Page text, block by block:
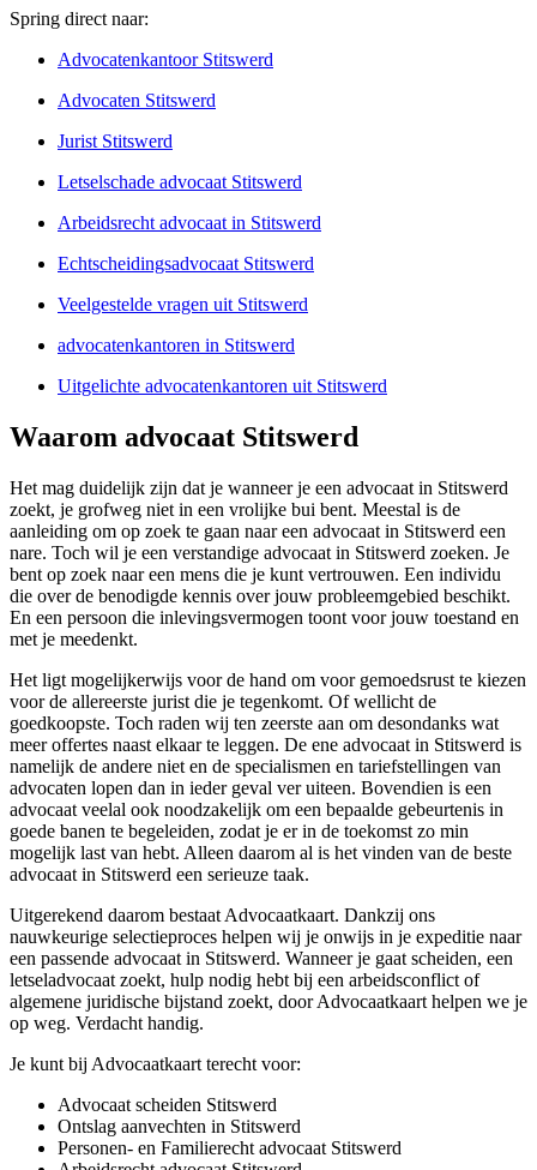
Spring direct naar:
Advocatenkantoor Stitswerd
Advocaten Stitswerd
Jurist Stitswerd
Letselschade advocaat Stitswerd
Arbeidsrecht advocaat in Stitswerd
Echtscheidingsadvocaat Stitswerd
Veelgestelde vragen uit Stitswerd
advocatenkantoren in Stitswerd
Uitgelichte advocatenkantoren uit Stitswerd
Waarom advocaat Stitswerd
Het mag duidelijk zijn dat je wanneer je een advocaat in Stitswerd
zoekt, je grofweg niet in een vrolijke bui bent. Meestal is de
aanleiding om op zoek te gaan naar een advocaat in Stitswerd een
nare. Toch wil je een verstandige advocaat in Stitswerd zoeken. Je
bent op zoek naar een mens die je kunt vertrouwen. Een individu
die over de benodigde kennis over jouw probleemgebied beschikt.
En een persoon die inlevingsvermogen toont voor jouw toestand en
met je meedenkt.
Het ligt mogelijkerwijs voor de hand om voor gemoedsrust te kiezen
voor de allereerste jurist die je tegenkomt. Of wellicht de
goedkoopste. Toch raden wij ten zeerste aan om desondanks wat
meer offertes naast elkaar te leggen. De ene advocaat in Stitswerd is
namelijk de andere niet en de specialismen en tariefstellingen van
advocaten lopen dan in ieder geval ver uiteen. Bovendien is een
advocaat veelal ook noodzakelijk om een bepaalde gebeurtenis in
goede banen te begeleiden, zodat je er in de toekomst zo min
mogelijk last van hebt. Alleen daarom al is het vinden van de beste
advocaat in Stitswerd een serieuze taak.
Uitgerekend daarom bestaat Advocaatkaart. Dankzij ons
nauwkeurige selectieproces helpen wij je onwijs in je expeditie naar
een passende advocaat in Stitswerd. Wanneer je gaat scheiden, een
letseladvocaat zoekt, hulp nodig hebt bij een arbeidsconflict of
algemene juridische bijstand zoekt, door Advocaatkaart helpen we je
op weg. Verdacht handig.
Je kunt bij Advocaatkaart terecht voor:
Advocaat scheiden Stitswerd
Ontslag aanvechten in Stitswerd
Personen- en Familierecht advocaat Stitswerd